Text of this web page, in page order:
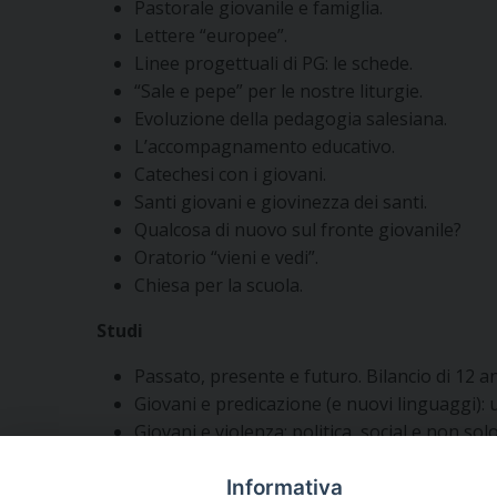
Pastorale giovanile e famiglia.
Lettere “europee”.
Linee progettuali di PG: le schede.
“Sale e pepe” per le nostre liturgie.
Evoluzione della pedagogia salesiana.
L’accompagnamento educativo.
Catechesi con i giovani.
Santi giovani e giovinezza dei santi.
Qualcosa di nuovo sul fronte giovanile?
Oratorio “vieni e vedi”.
Chiesa per la scuola.
Studi
Passato, presente e futuro. Bilancio di 12
Giovani e predicazione (e nuovi linguaggi):
Giovani e violenza: politica, social e non
Segui l'Ufficio di PG sui socialInformativa